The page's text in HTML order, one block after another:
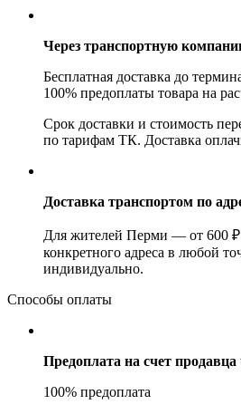
Через транспортную
Бесплатная доставка до
100% предоплаты товара на
Срок доставки и стоимость
по тарифам ТК. Доставка
Доставка транспортом по
Для жителей Перми — от 600
конкретного адреса в любой
индивидуально.
Способы оплаты
Предоплата на счет продавца
100% предоплата